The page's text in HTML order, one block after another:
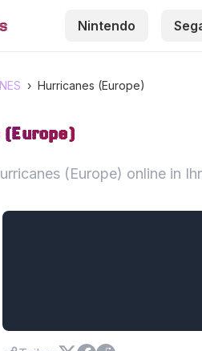
Nintendo
› Hurricanes (Europe)
(Europe) online in